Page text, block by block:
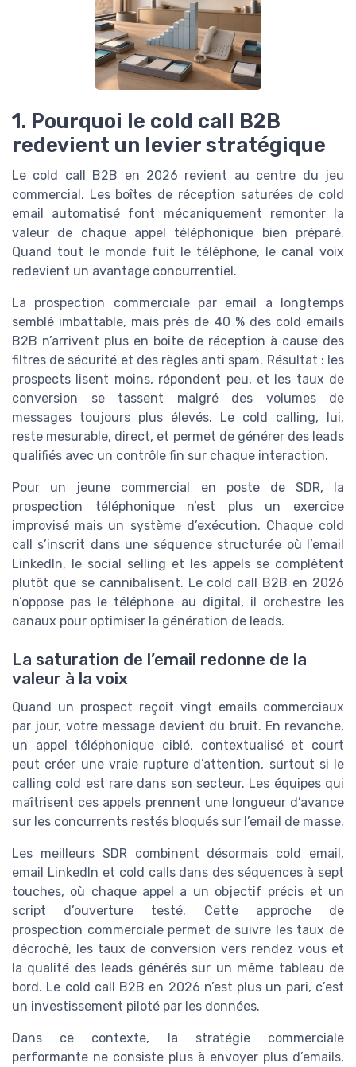
1. Pourquoi le cold call B2B
redevient un levier stratégique
Le cold call B2B en 2026 revient au centre du jeu
commercial. Les boîtes de réception saturées de cold
email automatisé font mécaniquement remonter la
valeur de chaque appel téléphonique bien préparé.
Quand tout le monde fuit le téléphone, le canal voix
redevient un avantage concurrentiel.
La prospection commerciale par email a longtemps
semblé imbattable, mais près de 40 % des cold emails
B2B n’arrivent plus en boîte de réception à cause des
filtres de sécurité et des règles anti spam. Résultat : les
prospects lisent moins, répondent peu, et les taux de
conversion se tassent malgré des volumes de
messages toujours plus élevés. Le cold calling, lui,
reste mesurable, direct, et permet de générer des leads
qualifiés avec un contrôle fin sur chaque interaction.
Pour un jeune commercial en poste de SDR, la
prospection téléphonique n’est plus un exercice
improvisé mais un système d’exécution. Chaque cold
call s’inscrit dans une séquence structurée où l’email
LinkedIn, le social selling et les appels se complètent
plutôt que se cannibalisent. Le cold call B2B en 2026
n’oppose pas le téléphone au digital, il orchestre les
canaux pour optimiser la génération de leads.
La saturation de l’email redonne de la
valeur à la voix
Quand un prospect reçoit vingt emails commerciaux
par jour, votre message devient du bruit. En revanche,
un appel téléphonique ciblé, contextualisé et court
peut créer une vraie rupture d’attention, surtout si le
calling cold est rare dans son secteur. Les équipes qui
maîtrisent ces appels prennent une longueur d’avance
sur les concurrents restés bloqués sur l’email de masse.
Les meilleurs SDR combinent désormais cold email,
email LinkedIn et cold calls dans des séquences à sept
touches, où chaque appel a un objectif précis et un
script d’ouverture testé. Cette approche de
prospection commerciale permet de suivre les taux de
décroché, les taux de conversion vers rendez vous et
la qualité des leads générés sur un même tableau de
bord. Le cold call B2B en 2026 n’est plus un pari, c’est
un investissement piloté par les données.
Dans ce contexte, la stratégie commerciale
performante ne consiste plus à envoyer plus d’emails,